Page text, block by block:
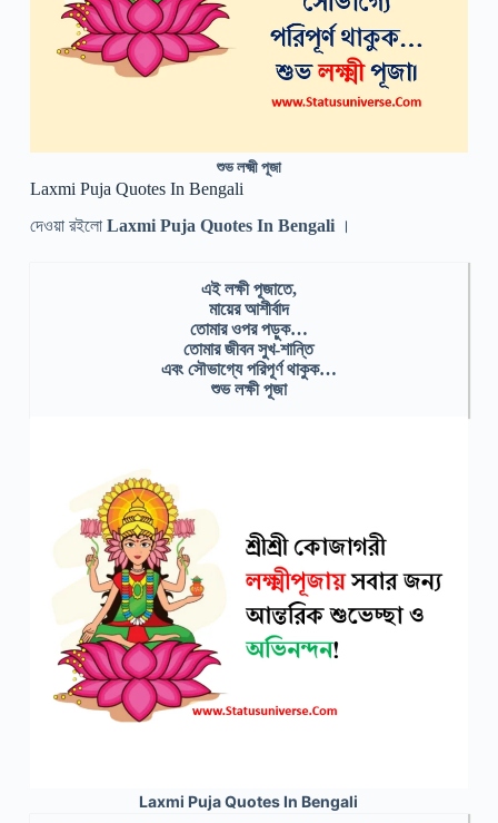
শুভ লক্ষ্মী পূজা
Laxmi Puja Quotes In Bengali
দেওয়া রইলো Laxmi Puja Quotes In Bengali ।
এই লক্ষী পূজাতে,
মায়ের আশীর্বাদ
তোমার ওপর পড়ুক…
তোমার জীবন সুখ-শান্তি
এবং সৌভাগ্যে পরিপূর্ণ থাকুক…
শুভ লক্ষী পূজা
Laxmi Puja Quotes In Bengali